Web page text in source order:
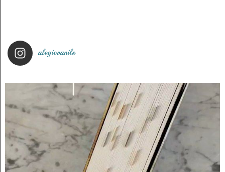
alegiovanile